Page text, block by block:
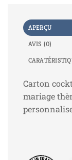
APERÇU
AVIS (0)
Carton
mariage